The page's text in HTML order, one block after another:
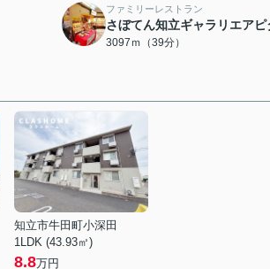
ファミリーレストラン
さぼてん知立ギャラリエアピ
3097ｍ（39分）
知立市牛田町小深田
1LDK (43.93㎡)
8.8万円